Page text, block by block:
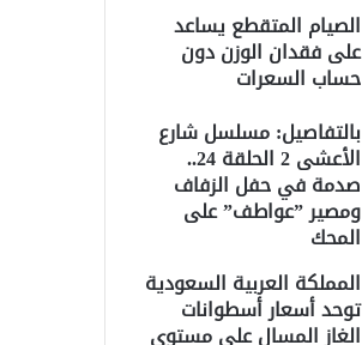
الصيام المتقطع يساعد
على فقدان الوزن دون
حساب السعرات
بالتفاصيل: مسلسل شارع
الأعشى 2 الحلقة 24..
صدمة في حفل الزفاف
ومصير ”عواطف” على
المحك
المملكة العربية السعودية
توحد أسعار أسطوانات
الغاز المسال على مستوى